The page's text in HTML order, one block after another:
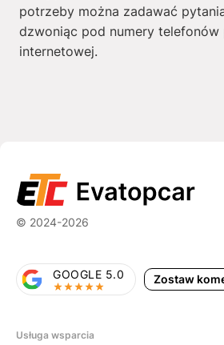
potrzeby można zadawać
dzwoniąc pod numery telefonów
internetowej.
© 2024-2026
Zostaw
GOOGLE 5.0
Usługa wsparcia